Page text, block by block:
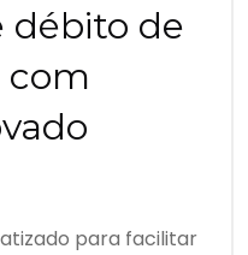
débito de
com
para facilitar